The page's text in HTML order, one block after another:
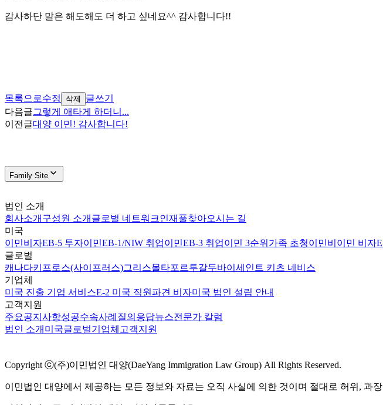
감사하단 말은 해도해도 더 하고 싶네요^^ 감사합니다!!
목록으로수정 삭제
글쓰기
다음글그렇게 애타게 하더니...
이전글대양 이민! 감사합니다!
Family Site
법인 소개
회사소개 구성원 소개 글로벌 네트워크인재풀찾아오시는 길
미국
이민비자EB-5 투자이민EB-1/NIW 취업이민EB-3 취업이민 3순위 가족 초청이민비이민 비자
글로벌
캐나다키프로스(사이프러스)그리스몰타포르투갈두바이 세인트 키츠 네비스
기업체
미국 진출 기업 서비스E-2 미국 직원파견 비자미국 법인 설립 안내
고객지원
주요공지사항성공수속사례 질의응답뉴스전문가 칼럼
법인 소개 미국글로벌기업체 고객지원
Copyright ⓒ(주)이민법인 대양(DaeYang Immigration Law Group) All Rights Reserved.
이민법인 대양에서 제공하는 모든 정보와 자료는 오직 사실에 의한 것이며 절대로 허위, 과